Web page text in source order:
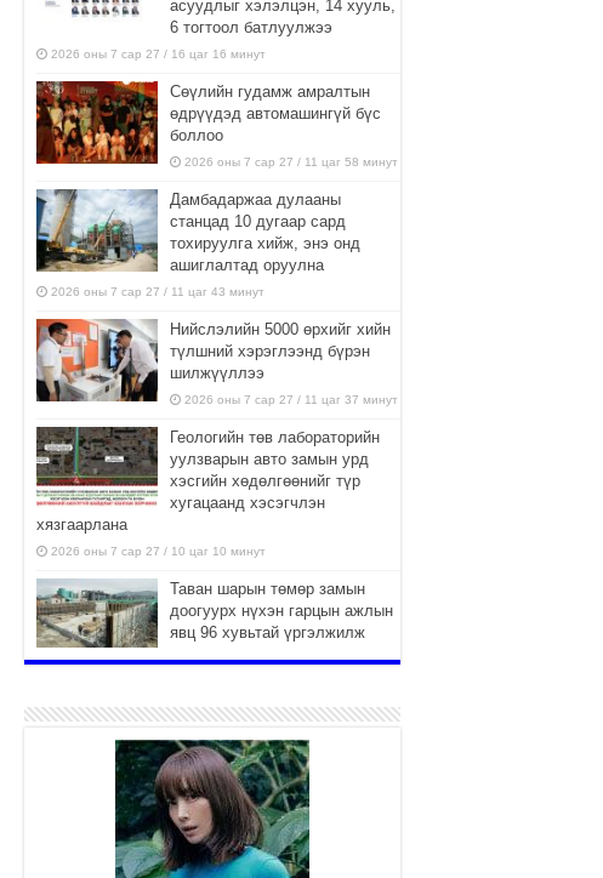
асуудлыг хэлэлцэн, 14 хууль,
6 тогтоол батлуулжээ
2026 оны 7 сар 27 / 16 цаг 16 минут
Сөүлийн гудамж амралтын
өдрүүдэд автомашингүй бүс
боллоо
2026 оны 7 сар 27 / 11 цаг 58 минут
Дамбадаржаа дулааны
станцад 10 дугаар сард
тохируулга хийж, энэ онд
ашиглалтад оруулна
2026 оны 7 сар 27 / 11 цаг 43 минут
Нийслэлийн 5000 өрхийг хийн
түлшний хэрэглээнд бүрэн
шилжүүллээ
2026 оны 7 сар 27 / 11 цаг 37 минут
Геологийн төв лабораторийн
уулзварын авто замын урд
хэсгийн хөдөлгөөнийг түр
хугацаанд хэсэгчлэн
хязгаарлана
2026 оны 7 сар 27 / 10 цаг 10 минут
Таван шарын төмөр замын
доогуурх нүхэн гарцын ажлын
явц 96 хувьтай үргэлжилж
Нийслэлийн харьяа амаржих
газруудыг “Эх, хүүхдийн төв”
болгон өргөтгөнө
2026 оны 7 сар 27 / 9 цаг 58 минут
ТӨВ АЙМАГТ ӨВЛИЙН
БЭЛТГЭЛ АЖИЛ 80 ХУВЬТАЙ
ҮРГЭЛЖИЛЖ БАЙНА